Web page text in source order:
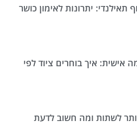
תאילנדי: יתרונות לאימון כושר
אישית: איך בוחרים ציוד לפי
לשתות ומה חשוב לדעת